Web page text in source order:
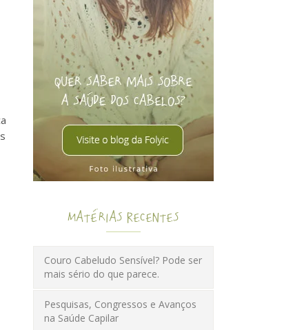
Matérias Recentes
Couro Cabeludo Sensível? Pode ser
mais sério do que parece.
Pesquisas, Congressos e Avanços
na Saúde Capilar